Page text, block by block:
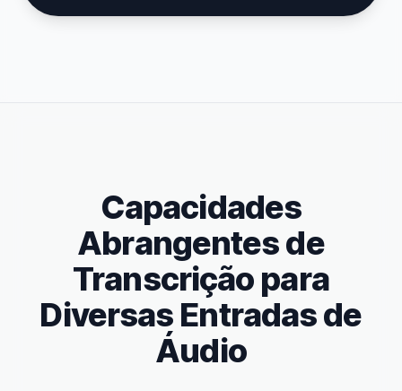
Capacidades
Abrangentes de
Transcrição para
Diversas Entradas de
Áudio